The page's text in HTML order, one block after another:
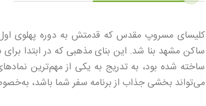
کلیسای مسروپ مقدس که قدمتش به دوره پهلوی اول
ساکن مشهد بنا شد. این بنای مذهبی که در ابتدا برای
ساخته شده بود، به تدریج به یکی از مهم‌ترین
می‌تواند بخشی جذاب از برنامه سفر شما باشد،